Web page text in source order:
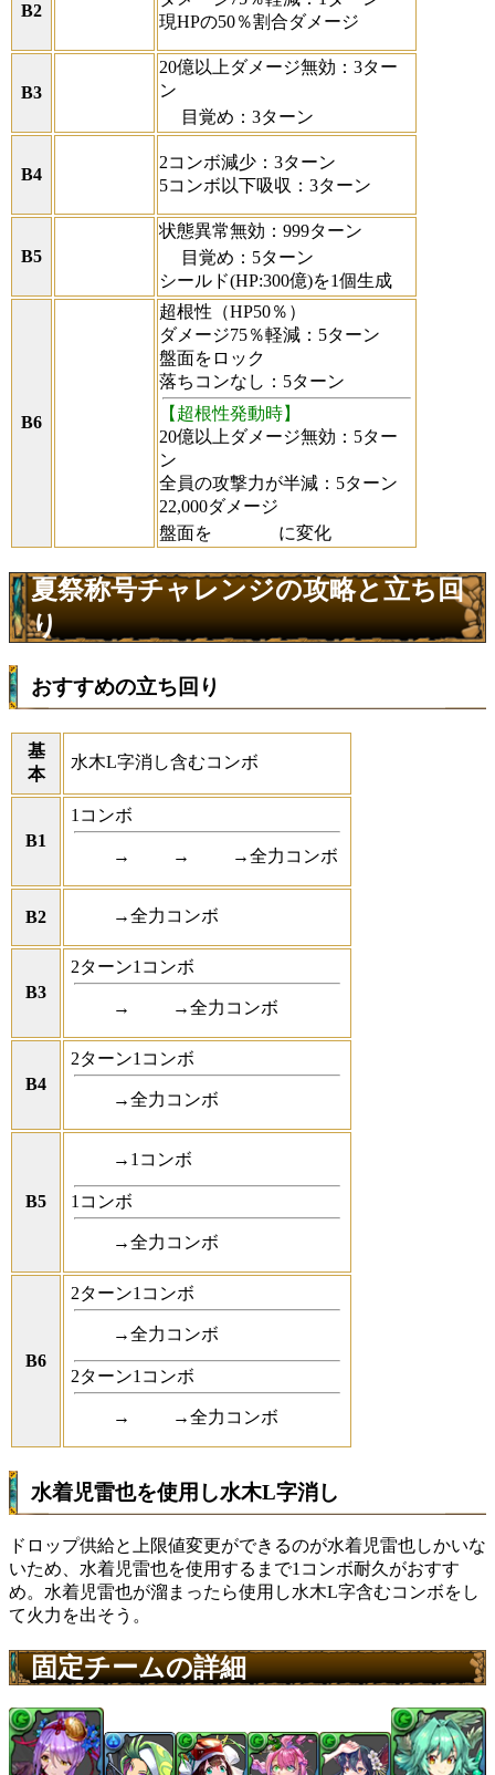
B2
現HPの50％割合ダメージ
B3
20億以上ダメージ無効：3ター
ン
目覚め：3ターン
B4
2コンボ減少：3ターン
5コンボ以下吸収：3ターン
B5
状態異常無効：999ターン
目覚め：5ターン
シールド(HP:300億)を1個生成
B6
超根性（HP50％）
ダメージ75％軽減：5ターン
盤面をロック
落ちコンなし：5ターン
【超根性発動時】
20億以上ダメージ無効：5ター
ン
全員の攻撃力が半減：5ターン
22,000ダメージ
盤面を
に変化
夏祭称号チャレンジの攻略と立ち回
り
おすすめの立ち回り
基
本
水木L字消し含むコンボ
B1
1コンボ
→ → →全力コンボ
B2 →全力コンボ
B3
2ターン1コンボ
→ →全力コンボ
B4
2ターン1コンボ
→全力コンボ
B5
→1コンボ
1コンボ
→全力コンボ
B6
2ターン1コンボ
→全力コンボ
2ターン1コンボ
→ →全力コンボ
水着児雷也を使用し水木L字消し
ドロップ供給と上限値変更ができるのが水着児雷也しかいな
いため、水着児雷也を使用するまで1コンボ耐久がおすす
め。水着児雷也が溜まったら使用し水木L字含むコンボをし
て火力を出そう。
固定チームの詳細